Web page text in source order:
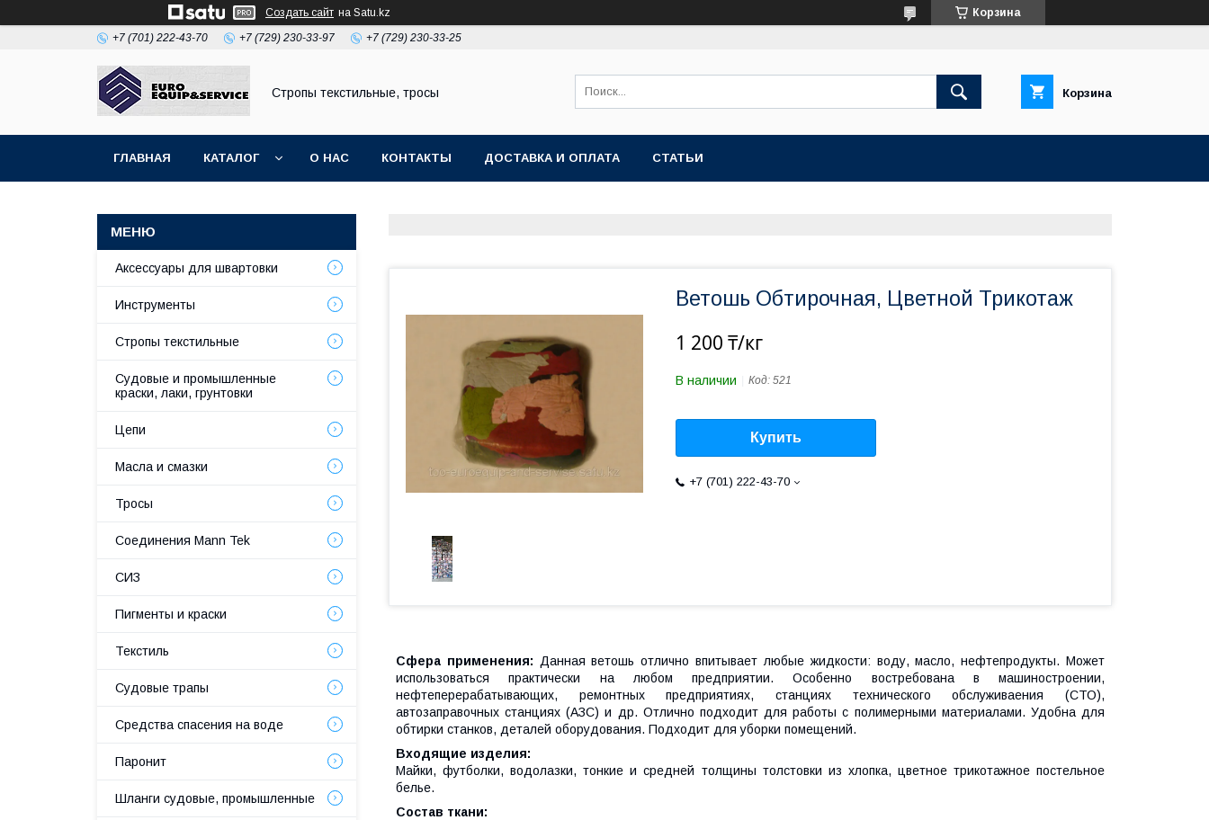
Создать сайт на Satu.kz Корзина
+7 (701) 222-43-70 +7 (729) 230-33-97 +7 (729) 230-33-25
Стропы текстильные, тросы Корзина
ГЛАВНАЯ КАТАЛОГ О НАС КОНТАКТЫ ДОСТАВКА И ОПЛАТА СТАТЬИ
Ветошь Обтирочная, Цветной Трикотаж
1 200 ₸/кг
В наличии Код: 521
Купить
+7 (701) 222-43-70
Сфера применения: Данная ветошь отлично впитывает любые жидкости: воду, масло, нефтепродукты. Может
использоваться практически на любом предприятии. Особенно востребована в машиностроении,
нефтеперерабатывающих, ремонтных предприятиях, станциях технического обслуживаения (СТО),
автозаправочных станциях (АЗС) и др. Отлично подходит для работы с полимерными материалами. Удобна для
обтирки станков, деталей оборудования. Подходит для уборки помещений.
Входящие изделия:
Майки, футболки, водолазки, тонкие и средней толщины толстовки из хлопка, цветное трикотажное постельное
белье.
Состав ткани:
Аксессуары для швартовки
Инструменты
Стропы текстильные
Судовые и промышленные
краски, лаки, грунтовки
Цепи
Масла и смазки
Тросы
Соединения Mann Tek
СИЗ
Пигменты и краски
Текстиль
Судовые трапы
Средства спасения на воде
Паронит
Шланги судовые, промышленные